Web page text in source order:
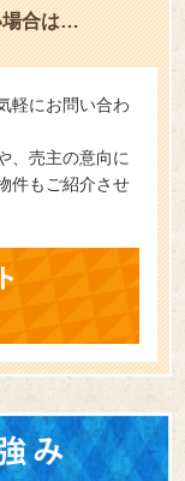
場合は…
軽にお問い合わ
、売主の意向に
件もご紹介させ